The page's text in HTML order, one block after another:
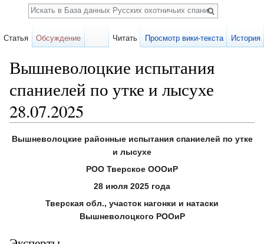
Вышневолоцкие испытания
спаниелей по утке и лысухе
28.07.2025
Вышневолоцкие районные испытания спаниелей по утке
и лысухе
РОО Тверское ОООиР
28 июля 2025 года
Тверская обл., участок нагонки и натаски
Вышневолоцкого РООиР
Статья Обсуждение Читать Просмотр вики-текста История
Поиск